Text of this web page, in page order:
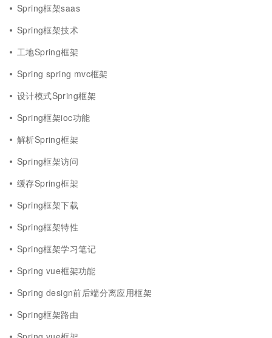
Spring框架saas
Spring框架技术
工地Spring框架
Spring spring mvc框架
设计模式Spring框架
Spring框架ioc功能
解析Spring框架
Spring框架访问
缓存Spring框架
Spring框架下载
Spring框架特性
Spring框架学习笔记
Spring vue框架功能
Spring design前后端分离应用框架
Spring框架路由